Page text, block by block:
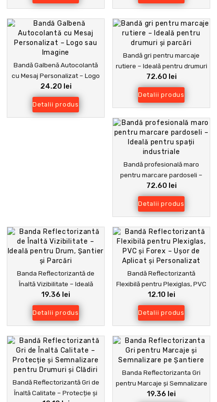
Bandă Galbenă Autocolantă
cu Mesaj Personalizat – Logo
sau Imagine
24.20 lei
Detalii produs
Bandă gri pentru marcaje
rutiere – Ideală pentru drumuri
și parcări
72.60 lei
Detalii produs
Bandă profesională maro
pentru marcare pardoseli –
Ideală pentru spații industriale
72.60 lei
Detalii produs
Banda Reflectorizantă de
Înaltă Vizibilitate – Ideală
pentru Drum, Șantier și Parcări
19.36 lei
Detalii produs
Bandă Reflectorizantă
Flexibilă pentru Plexiglas, PVC
și Forex – Ușor de Aplicat și
Personalizat
12.10 lei
Detalii produs
Bandă Reflectorizantă Gri de
Înaltă Calitate – Protecție și
Banda Reflectorizanta Gri
pentru Marcaje şi Semnalizare
pe Şantiere
19.36 lei